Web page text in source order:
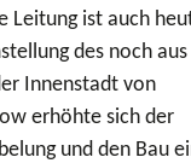
Leitung ist auch
des noch
Innenstadt von
erhöhte sich der
und den Bau